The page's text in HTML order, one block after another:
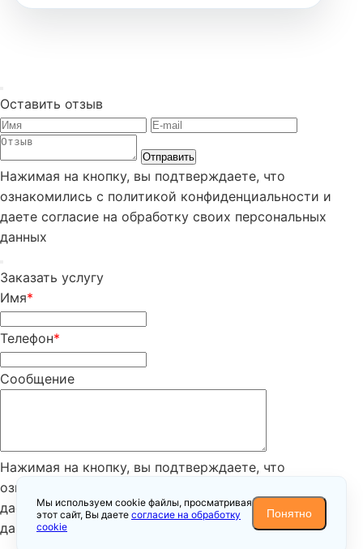
Оставить отзыв
Отправить
Нажимая на кнопку, вы подтверждаете, что
ознакомились с политикой конфиденциальности и
даете согласие на обработку своих персональных
данных
Заказать услугу
Имя*
Телефон*
Сообщение
Нажимая на кнопку, вы подтверждаете, что
ознакомились с
даете согласие на обработку своих персональных
данных
Мы используем cookie файлы, просматривая
этот сайт, Вы даете согласие на обработку
cookie
Понятно